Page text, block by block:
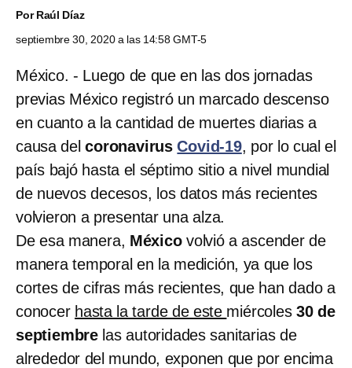
PorRaúl Díaz
septiembre 30, 2020 a las 14:58 GMT-5
México. - Luego de que en las dos jornadas
previas México registró un marcado descenso
en cuanto a la cantidad de muertes diarias a
causa delcoronavirusCovid-19, por lo cual el
país bajó hasta el séptimo sitio a nivel mundial
de nuevos decesos, los datos más recientes
volvieron a presentar una alza.
De esa manera, Méxicovolvió a ascender de
manera temporal en la medición, ya que los
cortes de cifras más recientes, que han dado a
conocer hasta la tarde de este miércoles30 de
septiembre las autoridades sanitarias de
alrededor del mundo, exponen que por encima